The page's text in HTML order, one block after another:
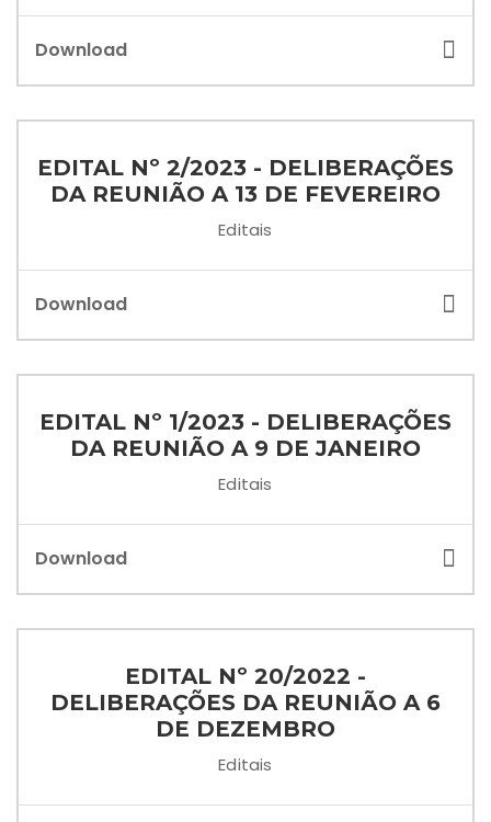
Download
EDITAL Nº 2/2023 - DELIBERAÇÕES
DA REUNIÃO A 13 DE FEVEREIRO
Editais
Download
EDITAL Nº 1/2023 - DELIBERAÇÕES
DA REUNIÃO A 9 DE JANEIRO
Editais
Download
EDITAL Nº 20/2022 -
DELIBERAÇÕES DA REUNIÃO A 6
DE DEZEMBRO
Editais